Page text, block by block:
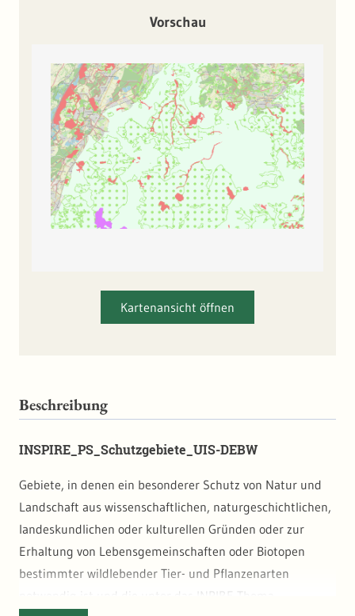
Vorschau
Kartenansicht öffnen
Beschreibung
INSPIRE_PS_Schutzgebiete_UIS-DEBW
Gebiete, in denen ein besonderer Schutz von Natur und
Landschaft aus wissenschaftlichen, naturgeschichtlichen,
landeskundlichen oder kulturellen Gründen oder zur
Erhaltung von Lebensgemeinschaften oder Biotopen
bestimmter wildlebender Tier- und Pflanzenarten
notwendig ist und die unter das INPIRE Thema